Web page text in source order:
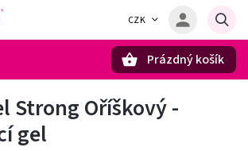
CZK
Prázdný košík
Strong Oříškový -
gel